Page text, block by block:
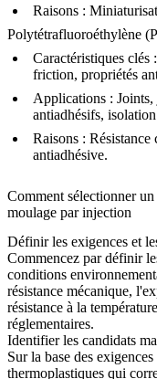
Raisons :
Polytétrafluoroéthylène
Caractéristiques clés
friction, propriétés
Applications : Joints,
antiadhésifs,
Raisons :
antiadhésive.
Comment sélectionner
moulage par injection
Définir les exigences et
Commencez par définir
conditions
résistance mécanique,
résistance à la
réglementaires.
Identifier les candidats
Sur la base des
thermoplastiques qui